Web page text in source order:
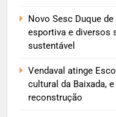
Novo Sesc Duque
esportiva e diversos
sustentável
Vendaval atinge
cultural da Baixada,
reconstrução